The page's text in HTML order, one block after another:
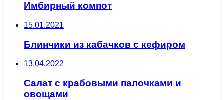
Имбирный компот
15.01.2021
Блинчики из кабачков с кефиром
13.04.2022
Салат с крабовыми палочками и
овощами